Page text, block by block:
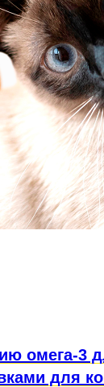
омега-3
для